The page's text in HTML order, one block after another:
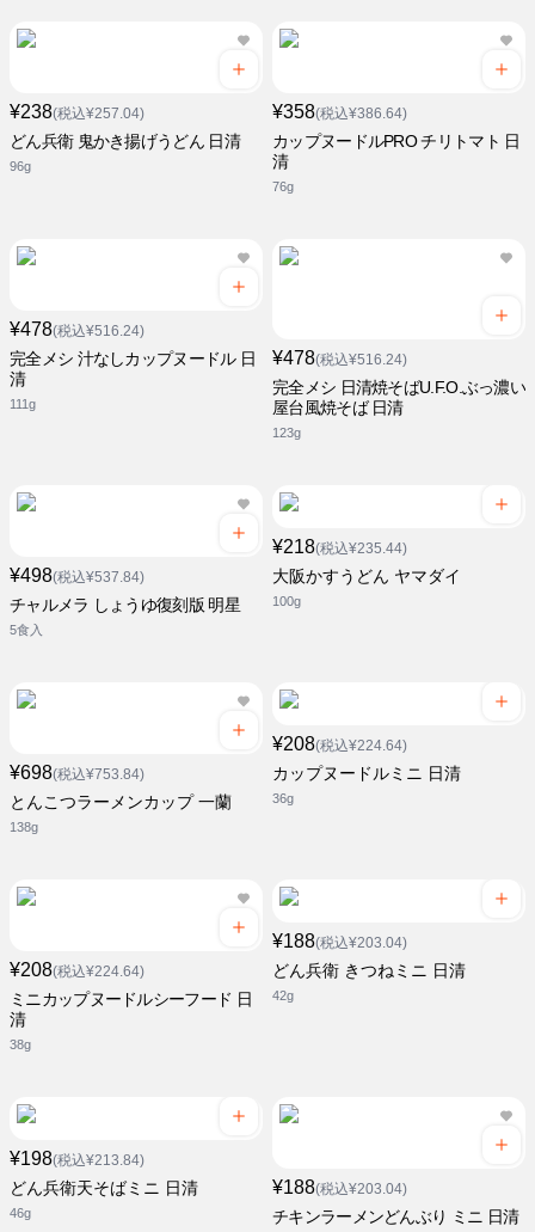
¥238(税込¥257.04)
どん兵衛 鬼かき揚げうどん 日清
96g
¥358(税込¥386.64)
カップヌードルPRO チリトマト 日
清
76g
¥478(税込¥516.24)
完全メシ 汁なしカップヌードル 日
清
111g
¥478(税込¥516.24)
完全メシ 日清焼そばU.F.O.ぶっ濃い
屋台風焼そば 日清
123g
¥498(税込¥537.84)
チャルメラ しょうゆ復刻版 明星
5食入
¥218(税込¥235.44)
大阪かすうどん ヤマダイ
100g
¥698(税込¥753.84)
とんこつラーメンカップ 一蘭
138g
¥208(税込¥224.64)
カップヌードルミニ 日清
36g
¥208(税込¥224.64)
ミニカップヌードルシーフード 日
清
38g
¥188(税込¥203.04)
どん兵衛 きつねミニ 日清
42g
¥198(税込¥213.84)
どん兵衛天そばミニ 日清
46g
¥188(税込¥203.04)
チキンラーメンどんぶり ミニ 日清